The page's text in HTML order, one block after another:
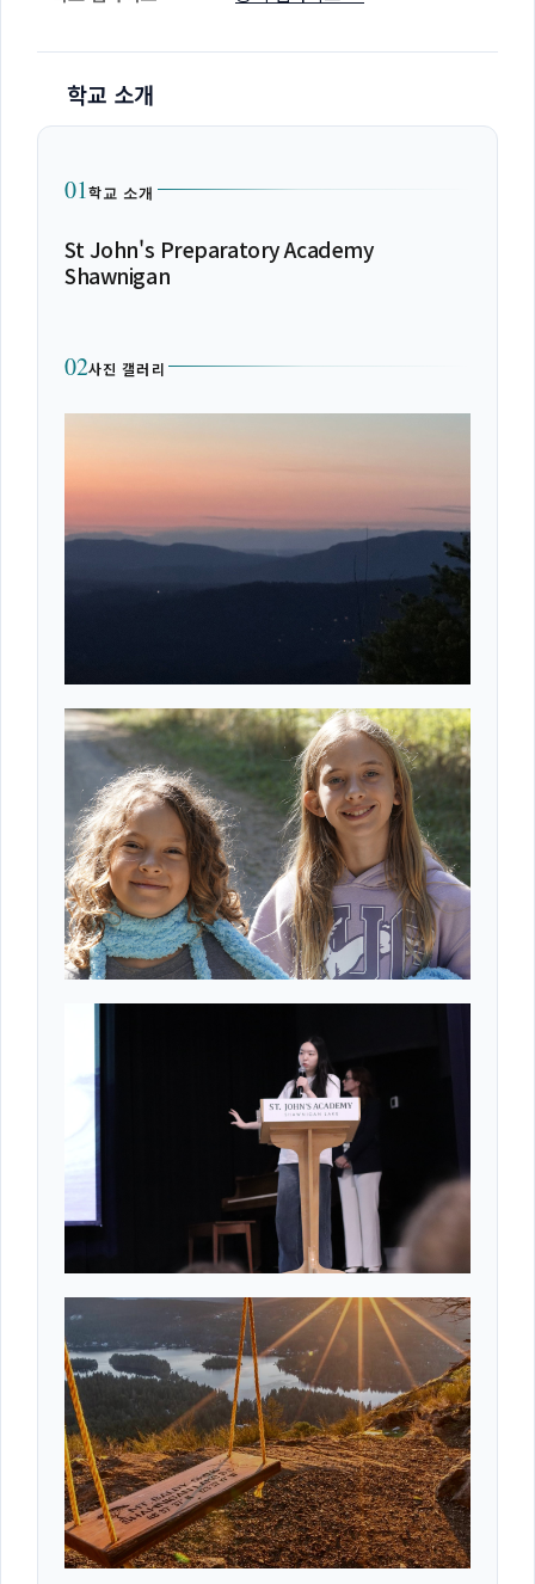
학교 소개
01학교 소개
St John's Preparatory Academy
Shawnigan
02사진 갤러리